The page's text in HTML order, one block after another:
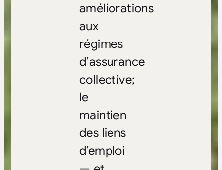
améliorations
aux
régimes
d’assurance
collective;
le
maintien
des liens
d’emploi